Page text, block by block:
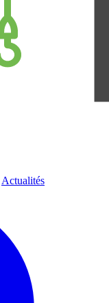
Actualités